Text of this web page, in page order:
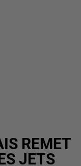
REMET
JETS